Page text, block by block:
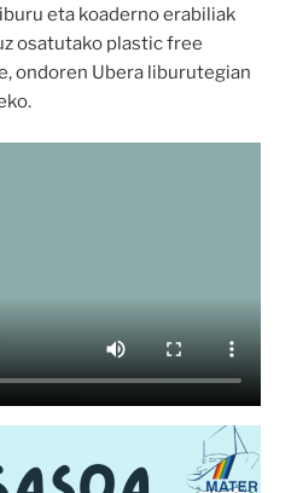
eta koaderno erabiliak
osatutako plastic free
ondoren Ubera liburutegian